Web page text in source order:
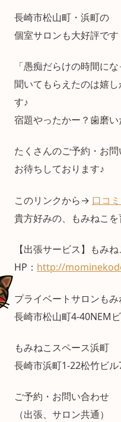
長崎市松山町・浜町の
個室サロンも大好評です
「愚痴だらけの時間に
聞いてもらえたのは嬉
す♪
宿題やったかー？歯磨
たくさんのご予約・お
お待ちしております♪
このリンクから→ 口コ
貴方好みの、もみねこ
【出張サービス】もみ
HP： http://
プライベートサロンも
長崎市松山町4-40NEM
もみねこスペース浜町
長崎市浜町1-22松竹ビル
ご予約・お問い合わせ
（出張、サロン共通）